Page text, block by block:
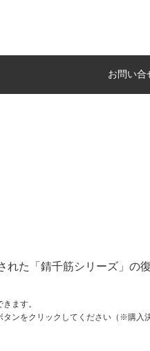
お問い合
れた「錆千筋シリーズ」の復
ます。
ンをクリックしてください（※購入